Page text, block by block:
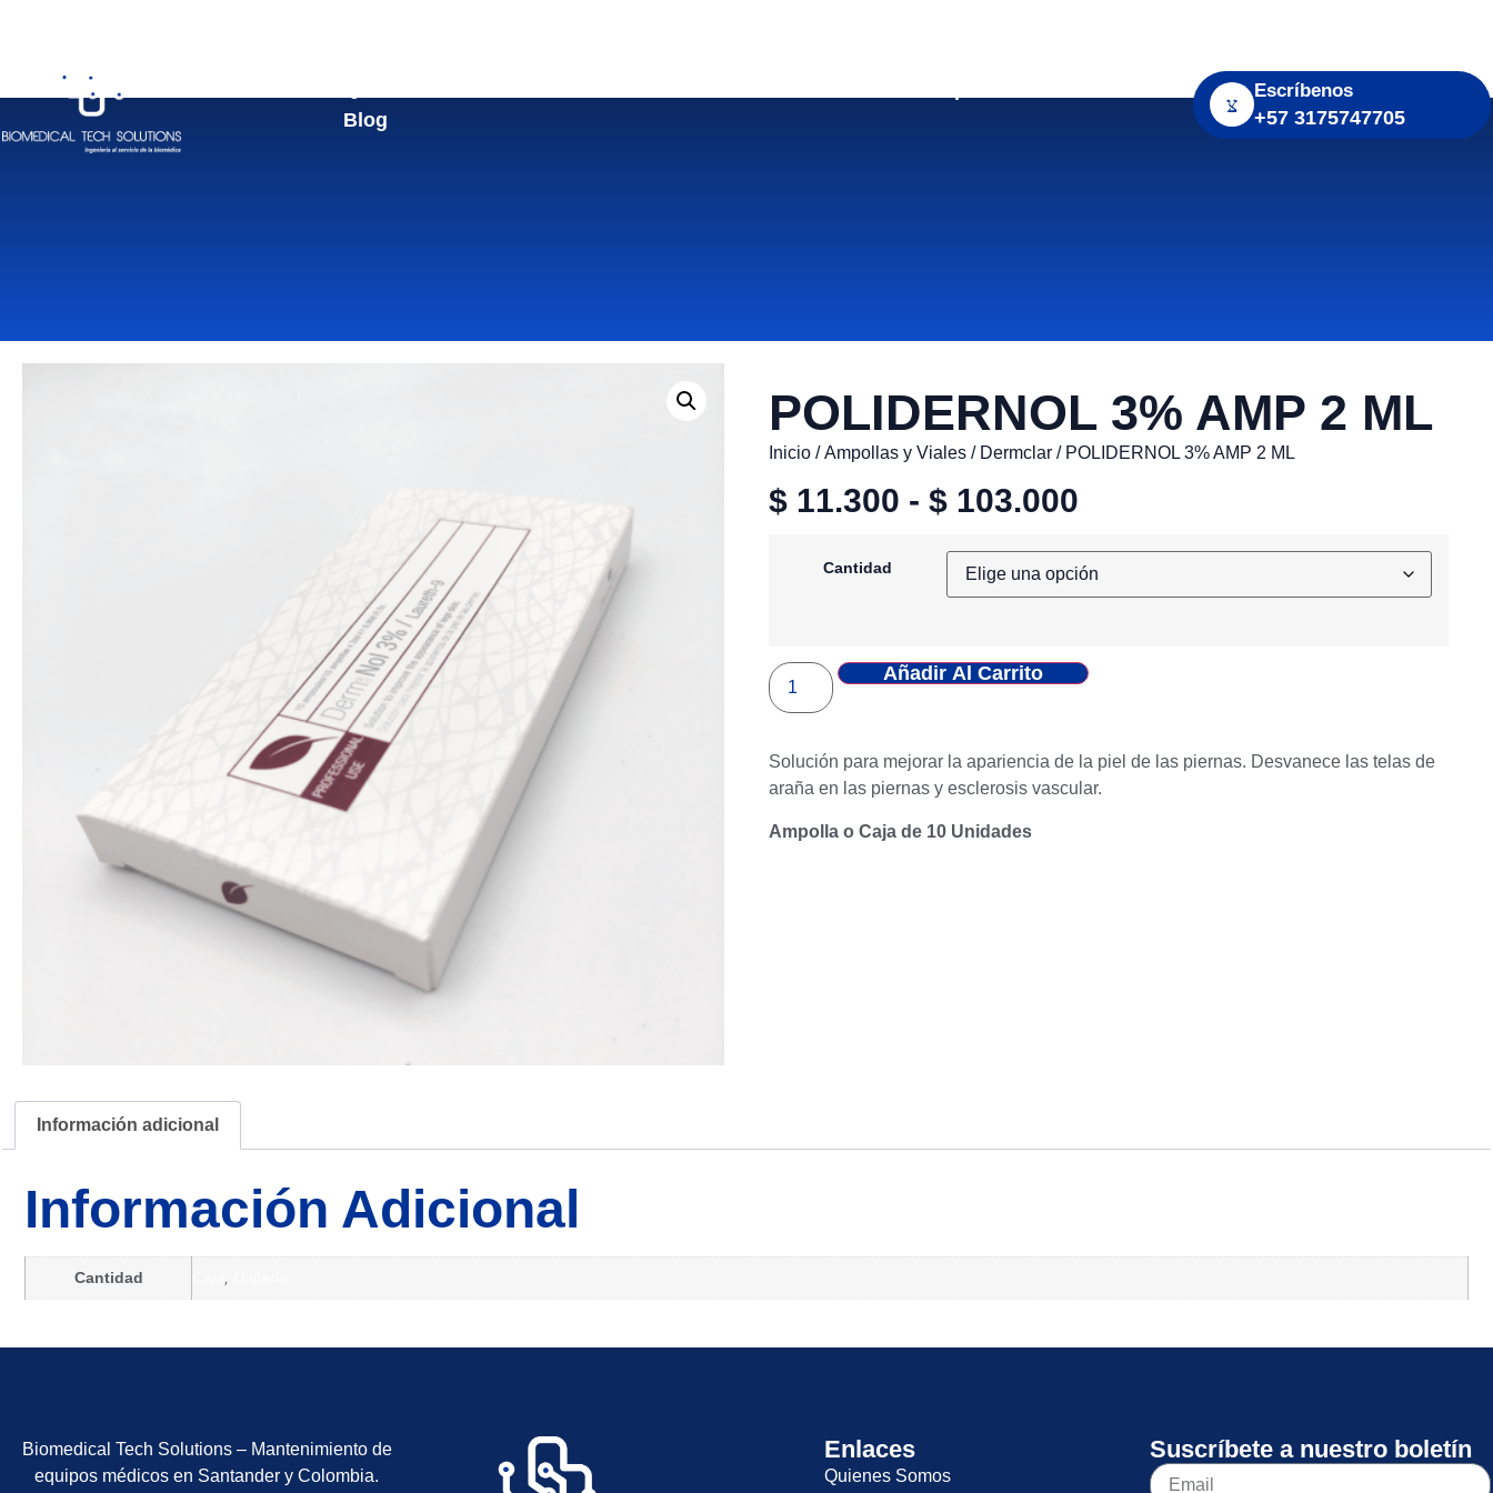
Blog
Escríbenos
+57 3175747705
POLIDERNOL 3% AMP 2 ML
Inicio /Ampollas y Viales / Dermclar / POLIDERNOL 3% AMP 2 ML
$ 11.300 - $ 103.000
Cantidad
Añadir Al Carrito
Solución para mejorar la apariencia de la piel de las piernas. Desvanece las telas de
araña en las piernas y esclerosis vascular.
Ampolla o Caja de 10 Unidades
Información adicional
Información Adicional
Cantidad
Biomedical Tech Solutions – Mantenimiento de
equipos médicos en Santander y Colombia.
Enlaces
Quienes Somos
Suscríbete a nuestro boletín